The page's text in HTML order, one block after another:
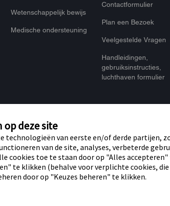
Wetenschappelijk bewijs
Medische ondersteuning
Contactformulier
Plan een Bezoek
Veelgestelde Vragen
Handleidingen,
gebruiksinstructies,
luchthaven formulier
Privacybeleid
de sensor, de kleur
iPhone en App Store
van Google LLC.
deze site
technologieën van eerste en/of derde partijen,
van de site, analyses, verbeterde
cookies toe te staan door op "Alles
te klikken (behalve voor verplichte cookies,
door op "Keuzes beheren" te klikken.